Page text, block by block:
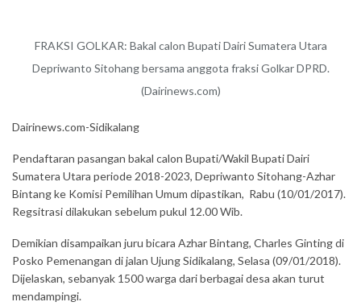
FRAKSI GOLKAR: Bakal calon Bupati Dairi Sumatera Utara
Depriwanto Sitohang bersama anggota fraksi Golkar DPRD.
(Dairinews.com)
Dairinews.com-Sidikalang
Pendaftaran pasangan bakal calon Bupati/Wakil Bupati Dairi
Sumatera Utara periode 2018-2023, Depriwanto Sitohang-Azhar
Bintang ke Komisi Pemilihan Umum dipastikan, Rabu (10/01/2017).
Regsitrasi dilakukan sebelum pukul 12.00 Wib.
Demikian disampaikan juru bicara Azhar Bintang, Charles Ginting di
Posko Pemenangan di jalan Ujung Sidikalang, Selasa (09/01/2018).
Dijelaskan, sebanyak 1500 warga dari berbagai desa akan turut
mendampingi.